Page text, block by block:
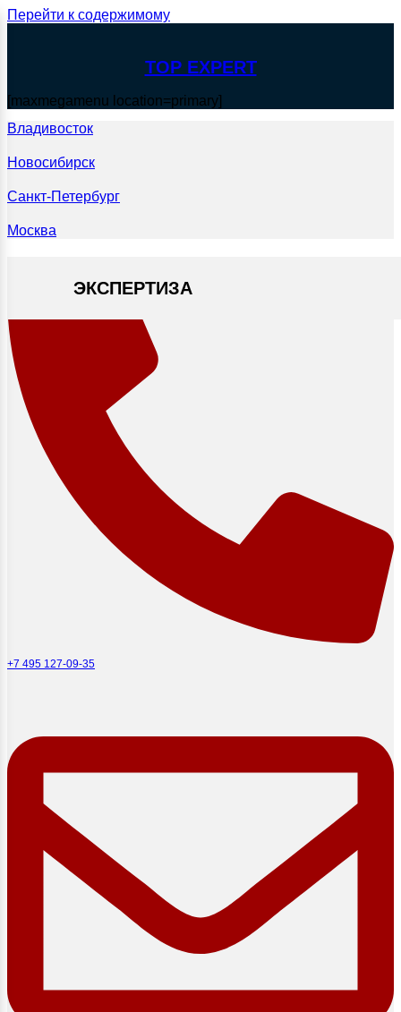
Перейти к содержимому
TOP EXPERT
[maxmegamenu location=primary]
Владивосток
Новосибирск
Санкт-Петербург
Москва
ЭКСПЕРТИЗА
+7 495 127-09-35